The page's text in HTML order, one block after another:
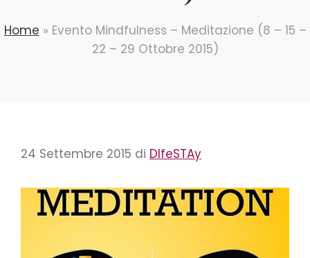
Home » Evento Mindfulness – Meditazione (8 – 15 –
22 – 29 Ottobre 2015)
24 Settembre 2015 di DIfeSTAy